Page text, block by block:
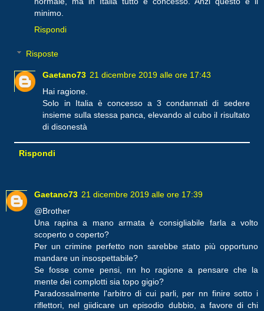
minimo.
Rispondi
Risposte
Gaetano73 21 dicembre 2019 alle ore 17:43
Hai ragione.
Solo in Italia è concesso a 3 condannati di sedere
insieme sulla stessa panca, elevando al cubo il risultato
di disonestà
Rispondi
Gaetano73 21 dicembre 2019 alle ore 17:39
@Brother
Una rapina a mano armata è consigliabile farla a volto
scoperto o coperto?
Per un crimine perfetto non sarebbe stato più opportuno
mandare un insospettabile?
Se fosse come pensi, nn ho ragione a pensare che la
mente dei complotti sia topo gigio?
Paradossalmente l'arbitro di cui parli, per nn finire sotto i
riflettori, nel giidicare un episodio dubbio, a favore di chi